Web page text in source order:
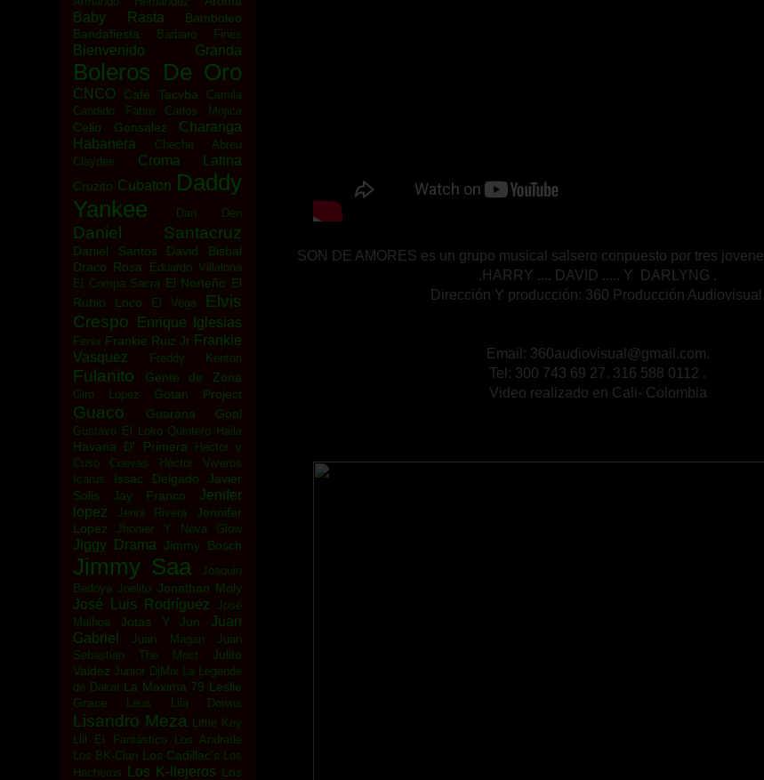
SON DE AMORES es un grupo musical salsero conpuesto por tres
.HARRY .... DAVID ..... Y DARLYNG .
Dirección Y producción: 360 Producción Audiovisual.
Email: 360audiovisual@gmail.com.
Tel: 300 743 69 27. 316 588 0112 .
Video realizado en Cali- Colombia
Baby Rasta
Bamboleo
Bandafiesta
Barbaro Fines
Bienvenido Granda
Boleros De Oro
CNCO Café Tacvba
Camila
Candido Fabre
Carlos Mojica
Celio Gonsalez
Charanga
Habanera
Cheche Abreu
Claydee
Croma Latina
Cruzito Cubaton Daddy
Yankee
Dan Den
Daniel Santacruz
Daniel Santos
David Bisbal
Draco Rosa
Eduardo Villalona
El Compa Sacra El Norteño El
Rubio Loco
El Vega
Elvis
Crespo
Enrique Iglesias
Fenix Frankie Ruiz Jr Frankie
Vasquez
Freddy Kenton
Fulanito Gente de Zona
Giro Lopez Gotan Project
Guaco Guarana Goal
Gustavo El Loko Quintero Haila
Havana D' Primera
Hector y
Cuso Cuevas
Héctor Viveros
Icarus
Issac Delgado
Javier
Solis
Jay Franco
Jenifer
lopez
Jenni Rivera
Jennifer
Lopez
Jhonier Y Nova Glow
Jiggy Drama Jimmy Bosch
Jimmy Saa
Joaquin
Bedoya Joelito Jonathan Moly
José Luis Rodríguez
José
Malhoa
Jotas Y Jun
Juan
Gabriel
Juan Magan
Juan
Sebastian The Most
Julito
Valdez Junior DjMix La Légende
de Dakar La Maxima 79 Leslie
Grace
Leus Lila Downs
Lisandro Meza Little Key
Llil El Fantástico
Los Andrade
Los BK-Clan Los Cadillac's Los
Hacheros
Los K-llejeros Los